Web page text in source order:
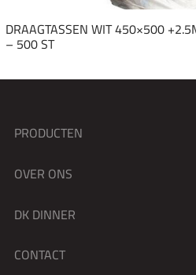
DRAAGTASSEN WIT 450×500
– 500 ST
PRODUCTEN
OVER ONS
DK DINNER
CONTACT